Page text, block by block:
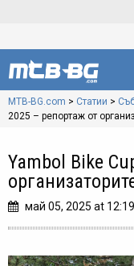
MTB-BG.com > Статии >
2025 – репортаж от
Yambol Bike
май 05, 2025 at 12:19.